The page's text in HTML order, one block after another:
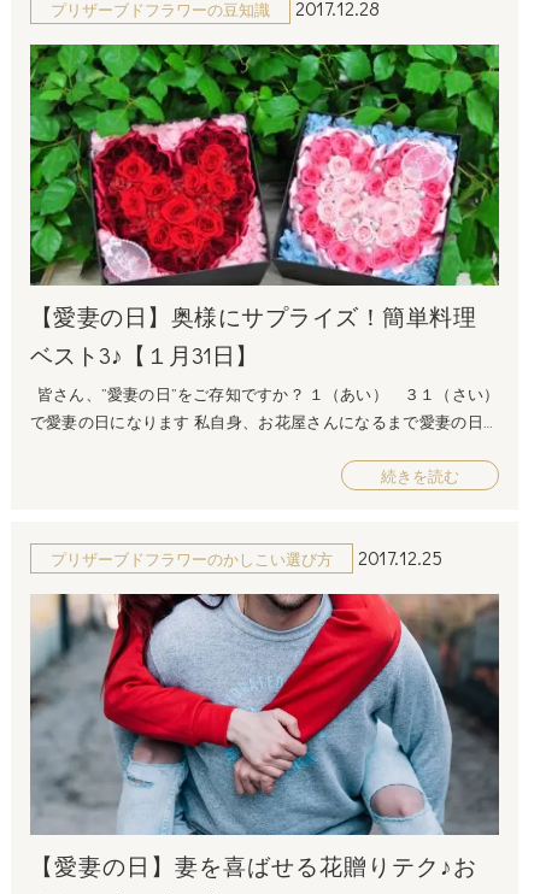
の形も、先端が丸くて細長い一般的な形のものや スパイダー品種
ラの育て方 ・購入するときの注意点 こんなガーベラは危険です↓↓
中心がぼやけていたり、花びらがそっていたりすると要注意です
茎が真っすぐでしっかりしているものを選びましょう ガーベラの
茎は曲がりやすいので、可能であればお花屋さんでワイヤーを巻
いてもらいましょう ・水の管理（切り花） ガーベラは茎が腐りや
すいので、切り花だとたくさんのお水につける必要はありません
花瓶に２センチくらいお水を入れて、茎を斜めにカットするとお
水を吸い上げやすくなります また、花瓶の水は小まめに替え、そ
のつど茎も切りましょう（これを切り戻しといいます） 茎は長く
切る必要はなく、少しだけカットするようにしましょう。 また、
花瓶や茎がぬるぬるする場合はしっかり洗い流しましょう ガーベ
ラの豆知識！ クリームスプリングスって？ ”クリームスプリング
ス”というガーベラは、淡いピンク色のスパイダー品種です。 ↓こ
れの、淡いピンクバージョンのガーベラです。 なぜ、ピンク色な
淡いピンクに見えていますが、外国人にはクリーム色に見えるの
ら慣れ親しんでいるおかげで、淡いピンク色を認識できるんです
ね！ ガーベラはプリザーブドフラワーでも楽しめます 生花に比べ
ると小さくなりがちですが、 ガーベラは生花さながらの大きさの
プリザーブドフラワーが存在します 愛らしいガーベラを、是非プ
リザーブドフラワーでも楽しんでくださいね♪
プリザーブドフラワーの品ぞろえが常時２００種類以上！ フルー
ルドゥマカロン プリザーブドフラワー通販専門店 所在地：〒550
-0013 大阪府大阪市西区新町1-14-41 電話：06-6543-8783 FAX：06-65
43-8784 営業時間：平日9:00～18:00 (土・日・祝休日) メールアド
kadan.jp/contact/
プリザーブドフラワーの豆知識 2017.12.28
【愛妻の日】奥様にサプライズ！簡単料理
ベスト3♪【１月31日】
で愛妻の日になります 私自身、お花屋さんになるまで愛妻の日を
スト３ 第３位 パスタ 麺をゆでて、ソースを和えるだけで簡単
して奥様を喜ばせちゃいましょう♪ 第２位 ハンバーグ お肉に卵
やみじんぎりした玉ねぎ、パン粉を入れてこねて焼くだけででき
るので 失敗しません！ こねたり、丸める作業はお子様と一緒に
やると、楽しくて作業もはかどりますね♪ 第１位 カレー 家庭科
の授業やキャンプファイヤーなどで作った経験があるので、 一番
抵抗なく挑戦できる料理ではないでしょうか？ ご飯の形をハート
にするなど工夫すると、見た目もよくて愛情も倍増ですね♪ 食卓に
プラス１アイテム♪ さあ、お料理ができたら、仕上げにお花のプレ
ゼントはいかがですか？ お料理はなくなってしまいますが、記念
に残るプリザーブドフラワーは いつまでも今日という日を色褪せ
続きを読む
プリザーブドフラワーのかしこい選び方 2017.12.25
【愛妻の日】妻を喜ばせる花贈りテク♪お